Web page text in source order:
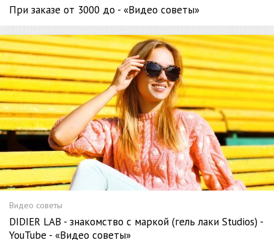
При заказе от 3000 до - «Видео советы»
Видео советы
DIDIER LAB - знакомство с маркой (гель лаки Studios) -
YouTube - «Видео советы»